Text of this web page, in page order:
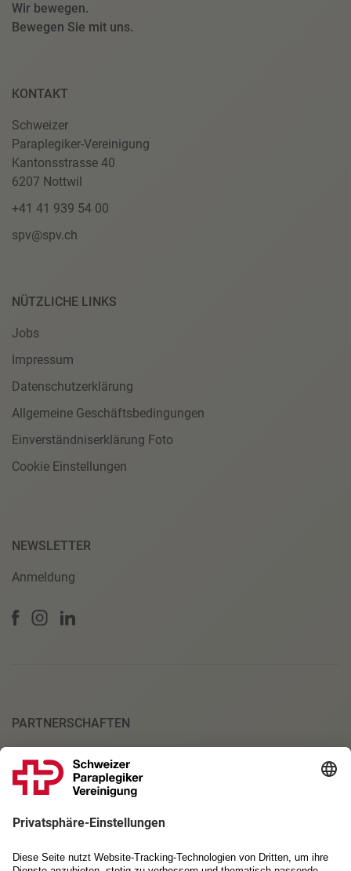
Wir bewegen.
Bewegen Sie mit uns.
KONTAKT
Schweizer
Paraplegiker-Vereinigung
Kantonsstrasse 40
6207 Nottwil
+41 41 939 54 00
spv@spv.ch
NÜTZLICHE LINKS
Jobs
Impressum
Datenschutzerklärung
Allgemeine Geschäftsbedingungen
Einverständniserklärung Foto
Cookie Einstellungen
NEWSLETTER
Anmeldung
PARTNERSCHAFTEN